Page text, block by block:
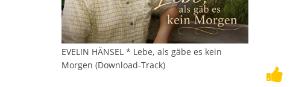
EVELIN HÄNSEL * Lebe, als gäbe es kein
Morgen (Download-Track)